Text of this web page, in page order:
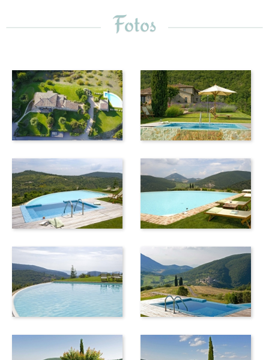
eine Oase der Ruhe und ein perfektes Reiseziel für all
diejenigen, die während ihres Urlaubs Abstand von ihrem
den Luxus einer hochwertigen Aus-Zeit und ein hohes Maß
an Privatsphäre schätzen. Garantiert wird letzteres durch
den Fünf-Sterne-Service sowie die Anlagen und
Serviceleistungen eines nahegelegenen Luxus Golf Resorts,
einem 18-Loch-Golfplatz mit Clubhaus und Restaurant.
(die hier angebotene Villa nel Verde,Villa San Salvo,Torre
nel VerdeundSerenata/ alle in unserem Repertoire) bieten
den Gästen die Möglichkeit, Umbrien zu erkunden und zu
erleben und den Charme der umbrischen Landschaft in
vollen Zügen zu genießen. Die wichtigsten Städte Umbriens
sind Perugia, Spoleto, Todi, Gubbio, Norcia, Assisi und
Was Sie wissen sollten: Die Unterkünfte befinden sich in
ländlicher Lage, auf einem Hügel (600 Meter über dem
Meeresspiegel). Das Anwesen ist ein weitläufiger aktiver
landwirtschaftlicher Betrieb in Umbrien. Die Zufahrt zu den
Häusern ist eine lange und gelegentlich steile private weiße
Schotterstrasse, die weder für Sportwagen oder andere
niedrig gelegene Autos geeignet ist. Es ist ratsam ein Auto
Fotos